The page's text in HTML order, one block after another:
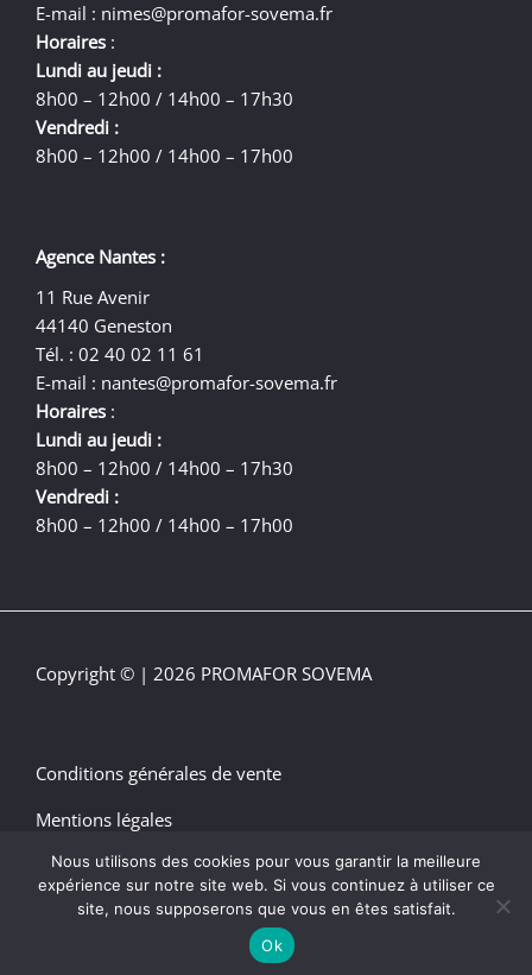
E-mail : nimes@promafor-sovema.fr
Horaires :
Lundi au jeudi :
8h00 – 12h00 / 14h00 – 17h30
Vendredi :
8h00 – 12h00 / 14h00 – 17h00
Agence Nantes :
11 Rue Avenir
44140 Geneston
Tél. : 02 40 02 11 61
E-mail : nantes@promafor-sovema.fr
Horaires :
Lundi au jeudi :
8h00 – 12h00 / 14h00 – 17h30
Vendredi :
8h00 – 12h00 / 14h00 – 17h00
Copyright © | 2026 PROMAFOR SOVEMA
Conditions générales de vente
Mentions légales
Plan du site
Nous utilisons des cookies pour vous garantir la meilleure
expérience sur notre site web. Si vous continuez à utiliser ce
site, nous supposerons que vous en êtes satisfait.
Ok